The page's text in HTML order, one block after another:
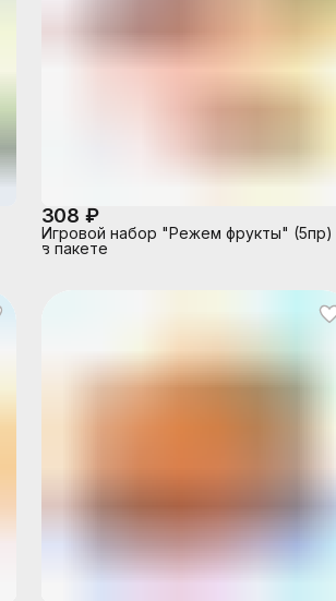
308 ₽
Игровой набор "Режем фрукты" (5пр)
в пакете